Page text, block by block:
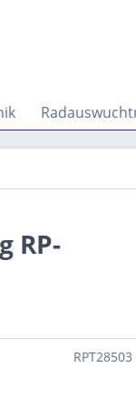
RP-
RPT28503